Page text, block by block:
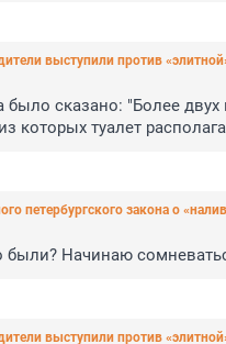
выступили против
было сказано: "Более
которых туалет
петербургского закона о
были? Начинаю
выступили против